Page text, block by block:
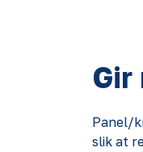
Gir
Panel/
slik at